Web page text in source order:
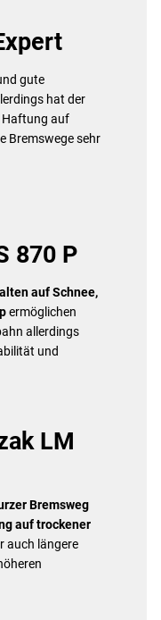
gute
hat der
Haftung auf
Bremswege sehr
870 P
auf Schnee,
ermöglichen
allerdings
und
LM
Bremsweg
auf trockener
auch längere